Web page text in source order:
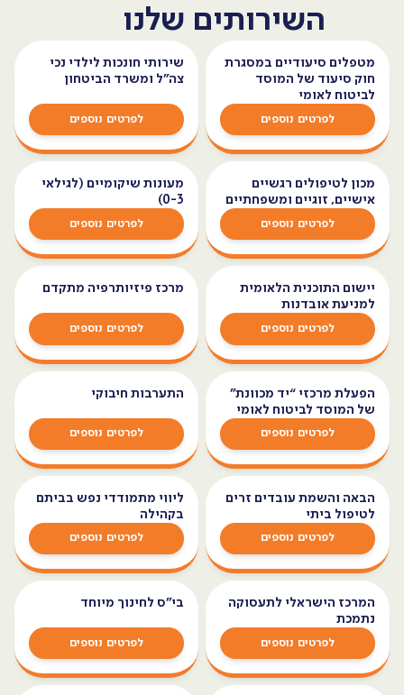
השירותים שלנו
מטפלים סיעודיים במסגרת
חוק סיעוד של המוסד
לביטוח לאומי
לפרטים נוספים
שירותי חונכות לילדי נכי
צה"ל ומשרד הביטחון
לפרטים נוספים
מכון לטיפולים רגשיים
אישיים, זוגיים ומשפחתיים
לפרטים נוספים
מעונות שיקומיים (לגילאי
0-3)
לפרטים נוספים
יישום התוכנית הלאומית
למניעת אובדנות
לפרטים נוספים
מרכז פיזיותרפיה מתקדם
לפרטים נוספים
הפעלת מרכזי “יד מכוונת”
של המוסד לביטוח לאומי
לפרטים נוספים
התערבות חיבוקי
לפרטים נוספים
הבאה והשמת עובדים זרים
לטיפול ביתי
לפרטים נוספים
ליווי מתמודדי נפש בביתם
בקהילה
לפרטים נוספים
המרכז הישראלי לתעסוקה
נתמכת
לפרטים נוספים
בי”ס לחינוך מיוחד
לפרטים נוספים